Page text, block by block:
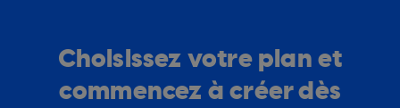
Choisissez votre plan et
commencez à créer dès